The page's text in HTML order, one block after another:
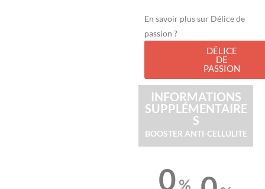
En savoir plus sur Délice de
passion ?
DÉLICE
DE
PASSION
INFORMATIONS
SUPPLÉMENTAIRE
S
BOOSTER ANTI-CELLULITE
0 %